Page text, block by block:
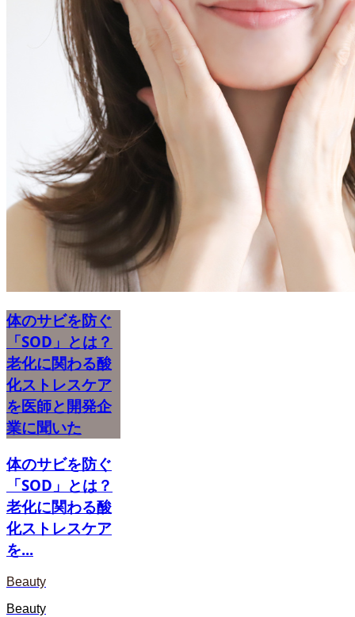
体のサビを防ぐ
「SOD」とは？
老化に関わる酸
化ストレスケア
を医師と開発企
業に聞いた
体のサビを防ぐ
「SOD」とは？
老化に関わる酸
化ストレスケア
を...
Beauty
Beauty